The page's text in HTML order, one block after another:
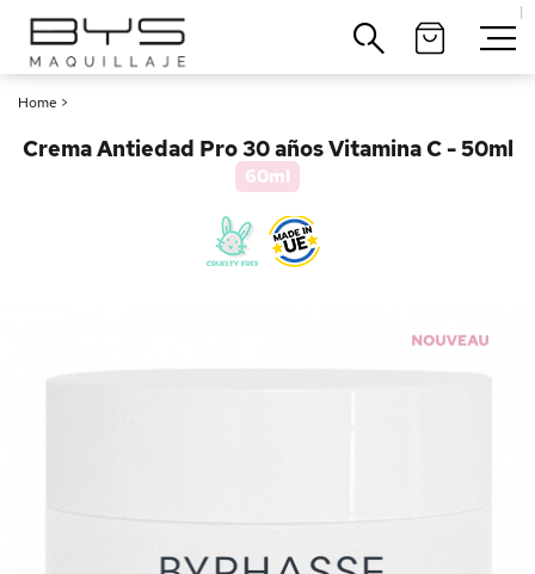
|
Home >
Crema Antiedad Pro 30 años Vitamina C - 50ml
60ml
Cerrar